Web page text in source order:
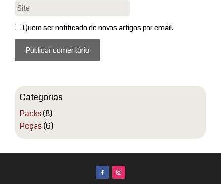
Site
Quero ser notificado de novos artigos por email.
Categorias
Packs(8)
Peças(6)
facebookinstagram